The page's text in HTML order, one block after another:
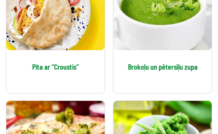
Pita ar “Croustis” Brokoļu un pētersīļu zupa